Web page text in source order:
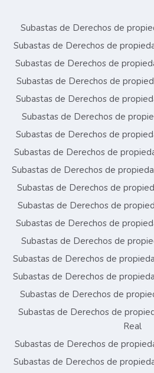
Subastas de Derechos de
Subastas de Derechos de
Subastas de Derechos de
Subastas de Derechos de
Subastas de Derechos de
Subastas de Derechos de
Subastas de Derechos de
Subastas de Derechos de
Subastas de Derechos de
Subastas de Derechos de
Subastas de Derechos de
Subastas de Derechos de
Subastas de Derechos de
Subastas de Derechos de
Subastas de Derechos de
Subastas de Derechos de
Subastas de Derechos de
Real
Subastas de Derechos de
Subastas de Derechos de